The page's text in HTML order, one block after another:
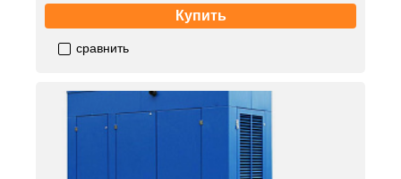
Купить
сравнить